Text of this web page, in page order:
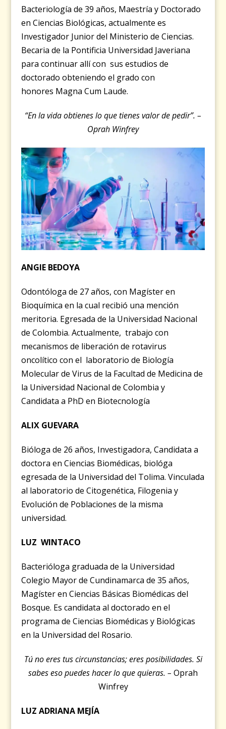
Bacteriología de 39 años, Maestría y Doctorado
en Ciencias Biológicas, actualmente es
Investigador Junior del Ministerio de Ciencias.
Becaria de la Pontificia Universidad Javeriana
para continuar allí con sus estudios de
doctorado obteniendo el grado con
honores Magna Cum Laude.
“En la vida obtienes lo que tienes valor de pedir”. –
Oprah Winfrey
ANGIE BEDOYA
Odontóloga de 27 años, con Magíster en
Bioquímica en la cual recibió una mención
meritoria. Egresada de la Universidad Nacional
de Colombia. Actualmente, trabajo con
mecanismos de liberación de rotavirus
oncolítico con el laboratorio de Biología
Molecular de Virus de la Facultad de Medicina de
la Universidad Nacional de Colombia y
Candidata a PhD en Biotecnología
ALIX GUEVARA
Bióloga de 26 años, Investigadora, Candidata a
doctora en Ciencias Biomédicas, biológa
egresada de la Universidad del Tolima. Vinculada
al laboratorio de Citogenética, Filogenia y
Evolución de Poblaciones de la misma
universidad.
LUZ WINTACO
Bacterióloga graduada de la Universidad
Colegio Mayor de Cundinamarca de 35 años,
Magíster en Ciencias Básicas Biomédicas del
Bosque. Es candidata al doctorado en el
programa de Ciencias Biomédicas y Biológicas
en la Universidad del Rosario.
Tú no eres tus circunstancias; eres posibilidades. Si
sabes eso puedeshacer lo que quieras. – Oprah
Winfrey
LUZ ADRIANA MEJÍA